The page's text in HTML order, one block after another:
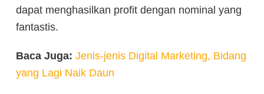
dapat menghasilkan profit dengan nominal yang
fantastis.
Baca Juga: Jenis-jenis Digital Marketing, Bidang
yang Lagi Naik Daun